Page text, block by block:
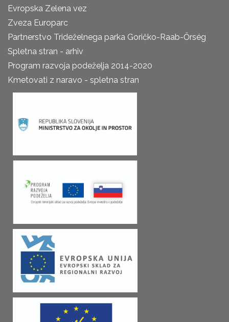
Evropska Zelena vez
Zveza Europarc
Partnerstvo Trideželnega parka Goričko-Raab-Őrség
Spletna stran - arhiv
Program razvoja podeželja 2014-2020
Kmetovati z naravo - spletna stran